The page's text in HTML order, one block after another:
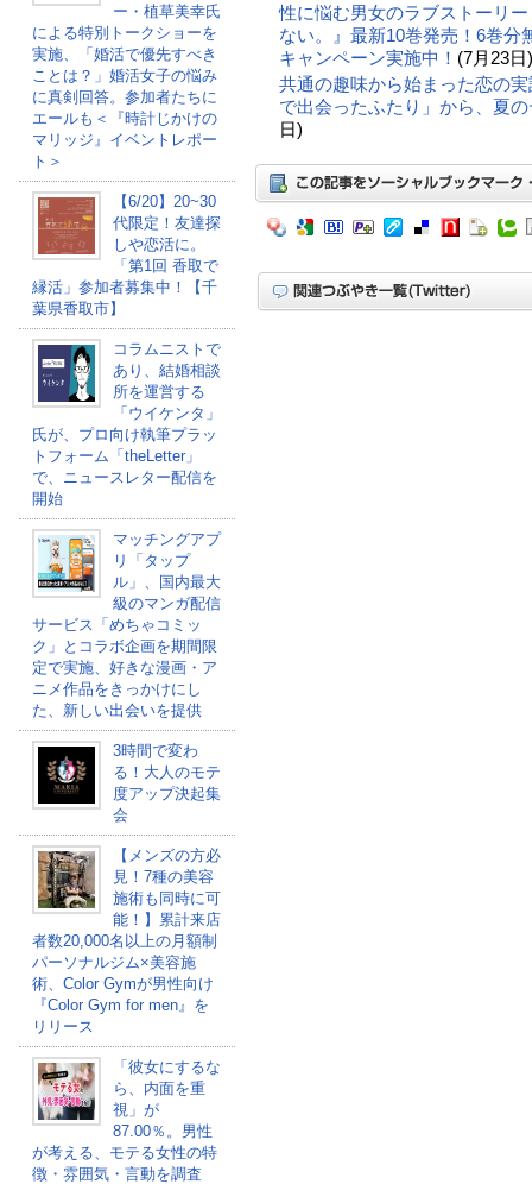
ー・植草美幸氏
による特別トークショーを
実施、「婚活で優先すべき
ことは？」婚活女子の悩み
に真剣回答。参加者たちに
エールも＜『時計じかけの
マリッジ』イベントレポー
ト＞
【6/20】20~30
代限定！友達探
しや恋活に。
「第1回 香取で
縁活」参加者募集中！【千
葉県香取市】
コラムニストで
あり、結婚相談
所を運営する
「ウイケンタ」
氏が、プロ向け執筆プラッ
トフォーム「theLetter」
で、ニュースレター配信を
開始
マッチングアプ
リ「タップ
ル」、国内最大
級のマンガ配信
サービス「めちゃコミッ
ク」とコラボ企画を期間限
定で実施、好きな漫画・ア
ニメ作品をきっかけにし
た、新しい出会いを提供
3時間で変わ
る！大人のモテ
度アップ決起集
会
【メンズの方必
見！7種の美容
施術も同時に可
能！】累計来店
者数20,000名以上の月額制
パーソナルジム×美容施
術、Color Gymが男性向け
『Color Gym for men』を
リリース
「彼女にするな
ら、内面を重
視」が
87.00％。男性
が考える、モテる女性の特
徴・雰囲気・言動を調査
性に悩む男女のラブストーリ
ない。』最新10巻発売！6巻分
キャンペーン実施中！ (7月23日)
共通の趣味から始まった恋の
で出会ったふたり」から、夏
日)